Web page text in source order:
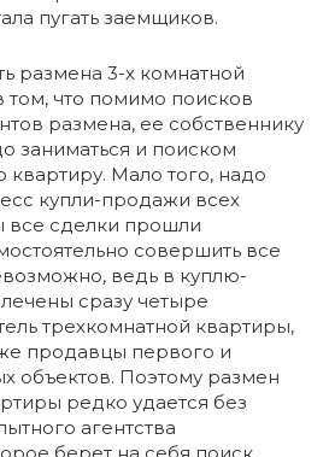
пугать заемщиков.
размена 3-х комнатной
том, что помимо поисков
размена, ее собственнику
заниматься и поиском
квартиру. Мало того, надо
купли-продажи всех
все сделки прошли
совершить все
ведь в куплю-
сразу четыре
трехкомнатной квартиры,
продавцы первого и
объектов. Поэтому размен
редко удается без
агентства